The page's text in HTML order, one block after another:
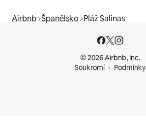
Airbnb Španělsko Pláž Salinas
© 2026 Airbnb, Inc.
Soukromí
Podmínky